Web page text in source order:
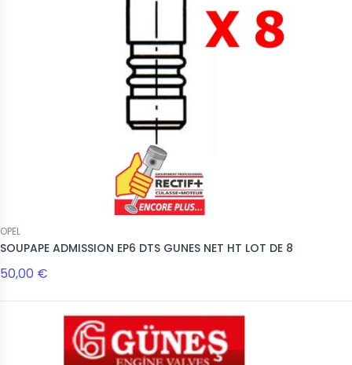
OPEL
SOUPAPE ADMISSION EP6 DTS GUNES NET HT LOT DE 8
50,00 €